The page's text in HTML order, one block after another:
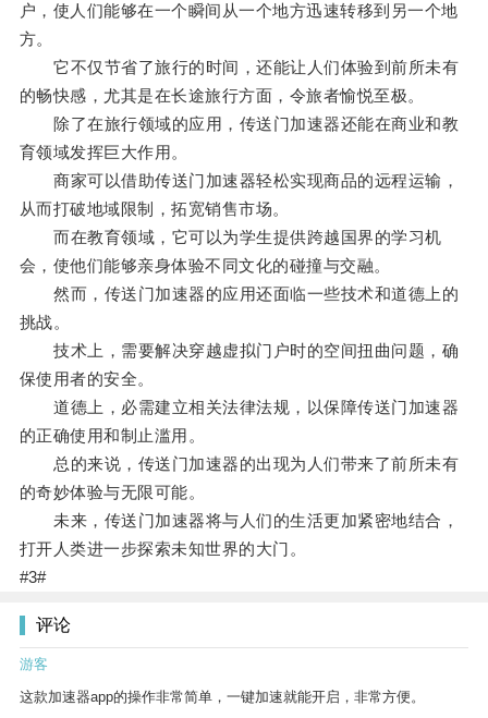
户，使人们能够在一个瞬间从一个地方迅速转移到另一个地
方。
它不仅节省了旅行的时间，还能让人们体验到前所未有
的畅快感，尤其是在长途旅行方面，令旅者愉悦至极。
除了在旅行领域的应用，传送门加速器还能在商业和教
育领域发挥巨大作用。
商家可以借助传送门加速器轻松实现商品的远程运输，
从而打破地域限制，拓宽销售市场。
而在教育领域，它可以为学生提供跨越国界的学习机
会，使他们能够亲身体验不同文化的碰撞与交融。
然而，传送门加速器的应用还面临一些技术和道德上的
挑战。
技术上，需要解决穿越虚拟门户时的空间扭曲问题，确
保使用者的安全。
道德上，必需建立相关法律法规，以保障传送门加速器
的正确使用和制止滥用。
总的来说，传送门加速器的出现为人们带来了前所未有
的奇妙体验与无限可能。
未来，传送门加速器将与人们的生活更加紧密地结合，
打开人类进一步探索未知世界的大门。
#3#
评论
游客
这款加速器app的操作非常简单，一键加速就能开启，非常方便。